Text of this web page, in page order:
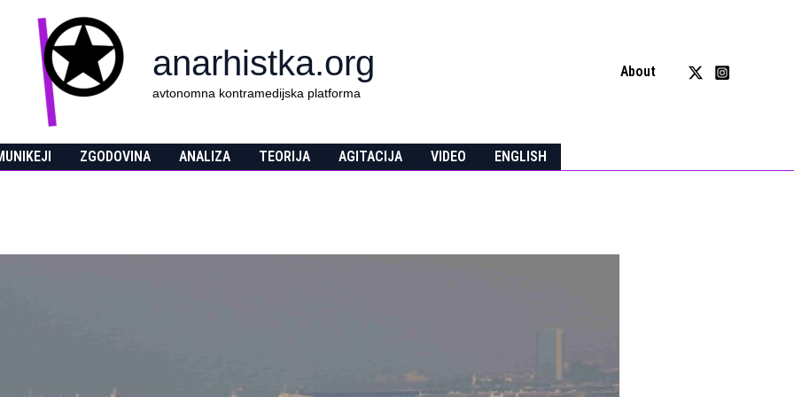
anarhistka.org
avtonomna kontramedijska platforma
About
ZGODOVINA ANALIZA TEORIJA AGITACIJA VIDEO ENGLISH